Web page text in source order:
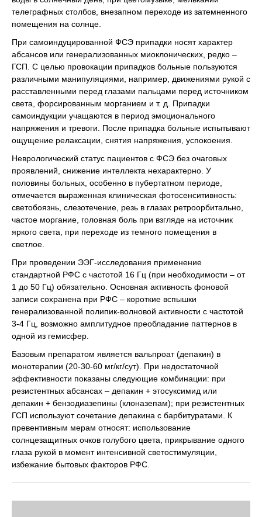
телеграфных столбов, внезапном переходе из затемненного
помещения на солнце.
При самоиндуцированной ФСЭ припадки носят характер
абсансов или генерализованных миоклонических, редко –
ГСП. С целью провокации припадков больные пользуются
различными манипуляциями, например, движениями рукой с
расставленными перед глазами пальцами перед источником
света, форсированным морганием и т. д. Припадки
самоиндукции учащаются в период эмоционального
напряжения и тревоги. После припадка больные испытывают
ощущение релаксации, снятия напряжения, успокоения.
Неврологический статус пациентов с ФСЭ без очаговых
проявлений, снижение интеллекта нехарактерно. У
половины больных, особенно в пубертатном периоде,
отмечается выраженная клиническая фотосенситивность:
светобоязнь, слезотечение, резь в глазах ретроорбитально,
частое моргание, головная боль при взгляде на источник
яркого света, при переходе из темного помещения в
светлое.
При проведении ЭЭГ-исследования применение
стандартной РФС с частотой 16 Гц (при необходимости – от
1 до 50 Гц) обязательно. Основная активность фоновой
записи сохранена при РФС – короткие вспышки
генерализованной полипик-волновой активности с частотой
3-4 Гц, возможно амплитудное преобладание паттернов в
одной из гемисфер.
Базовым препаратом является вальпроат (депакин) в
монотерапии (20-30-60 мг/кг/сут). При недостаточной
эффективности показаны следующие комбинации: при
резистентных абсансах – депакин + этосуксимид или
депакин + бензодиазепины (клоназепам); при резистентных
ГСП используют сочетание депакина с барбитуратами. К
превентивным мерам относят: использование
солнцезащитных очков голубого цвета, прикрывание одного
глаза рукой в момент интенсивной светостимуляции,
избежание бытовых факторов РФС.